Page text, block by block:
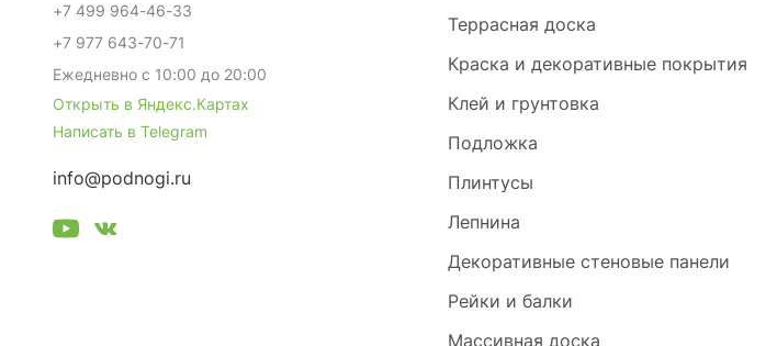
Террасная доска
Краска и декоративные покрытия
Клей и грунтовка
Подложка
Плинтусы
Лепнина
Декоративные стеновые панели
Рейки и балки
Массивная доска
+7 499 964-46-33
+7 977 643-70-71
Ежедневно с 10:00 до 20:00
Открыть в Яндекс.Картах
Написать в Telegram
info@podnogi.ru